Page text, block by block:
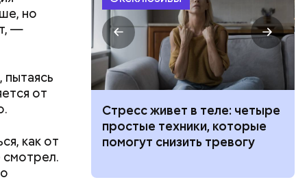
но
—
от
как от
смотрел.
для
в Москве
Стресс живет в теле: четыре
простые техники, которые
помогут снизить тревогу